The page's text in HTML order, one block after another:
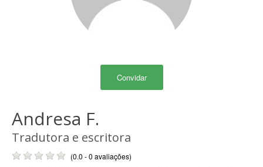
Convidar
Andresa F.
Tradutora e escritora
(0.0 - 0 avaliações)